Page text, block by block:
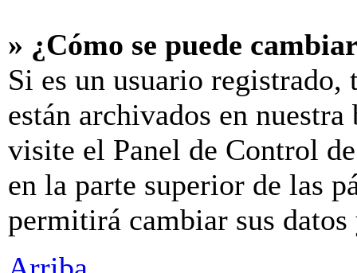
» ¿Cómo se puede
Si es un usuario registrado,
están archivados en
visite el Panel de Control
en la parte superior de las
permitirá cambiar sus